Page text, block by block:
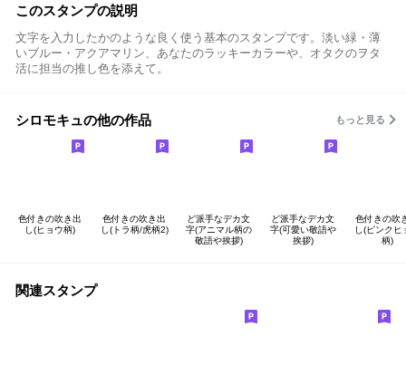
このスタンプの説明
文字を入力したかのような良く使う基本のスタンプです。淡い緑・薄
いブルー・アクアマリン、あなたのラッキーカラーや、オタクのヲタ
活に担当の推し色を添えて。
シロモキュの他の作品 もっと見る
色付きの吹き出
し(ヒョウ柄)
色付きの吹き出
し(トラ柄/虎柄2)
ど派手なデカ文
字(アニマル柄の
敬語や挨拶)
ど派手なデカ文
字(可愛い敬語や
挨拶)
色付きの吹
し(ピンクヒ
柄)
関連スタンプ